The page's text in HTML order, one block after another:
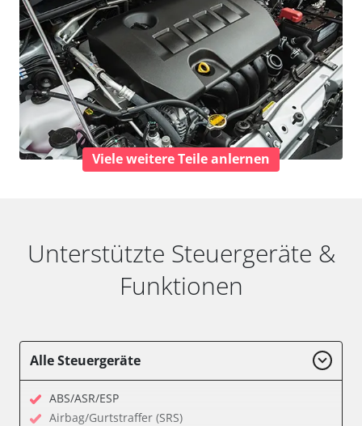
Viele weitere Teile anlernen
Unterstützte Steuergeräte &
Funktionen
Alle Steuergeräte
ABS/ASR/ESP
Airbag/Gurtstraffer (SRS)